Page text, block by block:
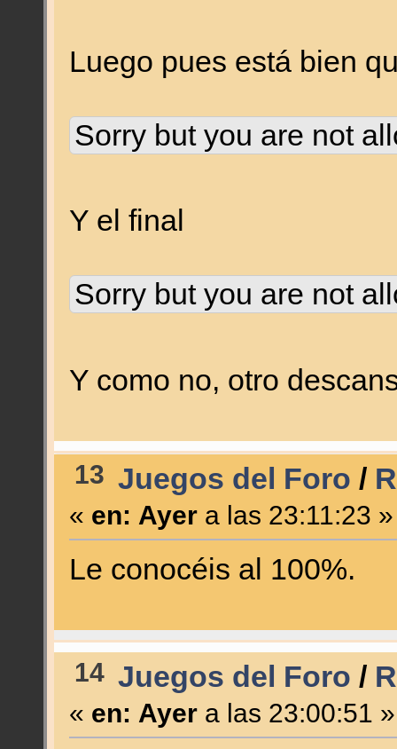
Luego pues está bien
Sorry but you are not
Y el final
Sorry but you are not
Y como no, otro
13 Juegos del Foro /
« en: Ayera las 23:11:23 »
Le conocéis al 100%.
14 Juegos del Foro /
« en: Ayera las 23:00:51 »